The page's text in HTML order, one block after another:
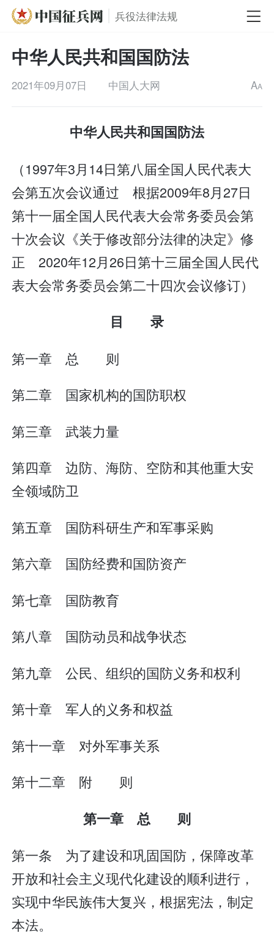
兵役法律法规
中华人民共和国国防法
2021年09月07日 中国人大网 AA
中华人民共和国国防法
（1997年3月14日第八届全国人民代表大
会第五次会议通过 根据2009年8月27日
第十一届全国人民代表大会常务委员会第
十次会议《关于修改部分法律的决定》修
正 2020年12月26日第十三届全国人民代
表大会常务委员会第二十四次会议修订）
目 录
第一章 总 则
第二章 国家机构的国防职权
第三章 武装力量
第四章 边防、海防、空防和其他重大安
全领域防卫
第五章 国防科研生产和军事采购
第六章 国防经费和国防资产
第七章 国防教育
第八章 国防动员和战争状态
第九章 公民、组织的国防义务和权利
第十章 军人的义务和权益
第十一章 对外军事关系
第十二章 附 则
第一章 总 则
第一条 为了建设和巩固国防，保障改革
开放和社会主义现代化建设的顺利进行，
实现中华民族伟大复兴，根据宪法，制定
本法。